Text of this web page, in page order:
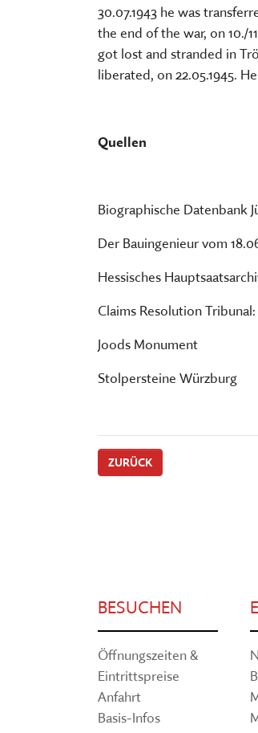
30.07.1943 he was
the end of the war, on 10./
got lost and stranded in
liberated, on 22.05.1945.
Quellen
Biographische Datenbank
Der Bauingenieur vom
Hessisches
Claims Resolution
Joods Monument
Stolpersteine Würzburg
ZURÜCK
BESUCHEN
Öffnungszeiten &
Eintrittspreise
Anfahrt
Basis-Infos